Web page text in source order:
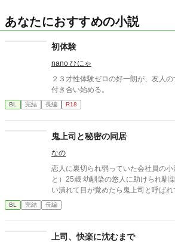
あなたにおすすめの小説
初体験
nano ひにゃ
２３才性体験ゼロの好一朗が、友人
付き合い始める。
BL 完結 長編 R18
鬼上司と秘密の同居
なの
恋人に裏切られ弱っていた会社員
と）25歳 幼馴染の悠人に助けられ馴染みの
い潰れて目が覚めたら鬼上司と呼
とおる）32歳の部屋にいた… いったい？…どうして？…こうなっ
た？ 「お前は俺のそばに居ろ。黙って愛されてればいい」 スパダ
きるのか… 性描写には※を付けてお
BL 完結 長編
上司、快楽に沈むまで